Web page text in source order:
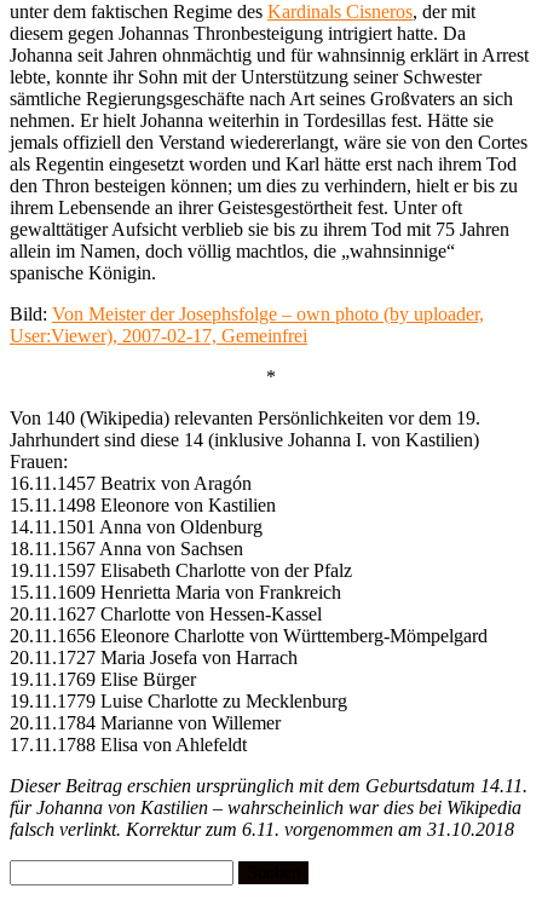
unter dem faktischen Regime des Kardinals Cisneros, der mit
diesem gegen Johannas Thronbesteigung intrigiert hatte. Da
Johanna seit Jahren ohnmächtig und für wahnsinnig erklärt in Arrest
lebte, konnte ihr Sohn mit der Unterstützung seiner Schwester
sämtliche Regierungsgeschäfte nach Art seines Großvaters an sich
nehmen. Er hielt Johanna weiterhin in Tordesillas fest. Hätte sie
jemals offiziell den Verstand wiedererlangt, wäre sie von den Cortes
als Regentin eingesetzt worden und Karl hätte erst nach ihrem Tod
den Thron besteigen können; um dies zu verhindern, hielt er bis zu
ihrem Lebensende an ihrer Geistesgestörtheit fest. Unter oft
gewalttätiger Aufsicht verblieb sie bis zu ihrem Tod mit 75 Jahren
allein im Namen, doch völlig machtlos, die „wahnsinnige“
spanische Königin.
Bild: Von Meister der Josephsfolge – own photo (by uploader,
User:Viewer), 2007-02-17, Gemeinfrei
*
Von 140 (Wikipedia) relevanten Persönlichkeiten vor dem 19.
Jahrhundert sind diese 14 (inklusive Johanna I. von Kastilien)
Frauen:
16.11.1457 Beatrix von Aragón
15.11.1498 Eleonore von Kastilien
14.11.1501 Anna von Oldenburg
18.11.1567 Anna von Sachsen
19.11.1597 Elisabeth Charlotte von der Pfalz
15.11.1609 Henrietta Maria von Frankreich
20.11.1627 Charlotte von Hessen-Kassel
20.11.1656 Eleonore Charlotte von Württemberg-Mömpelgard
20.11.1727 Maria Josefa von Harrach
19.11.1769 Elise Bürger
19.11.1779 Luise Charlotte zu Mecklenburg
20.11.1784 Marianne von Willemer
17.11.1788 Elisa von Ahlefeldt
Dieser Beitrag erschien ursprünglich mit dem Geburtsdatum 14.11.
für Johanna von Kastilien – wahrscheinlich war dies bei Wikipedia
falsch verlinkt. Korrektur zum 6.11. vorgenommen am 31.10.2018
nach: